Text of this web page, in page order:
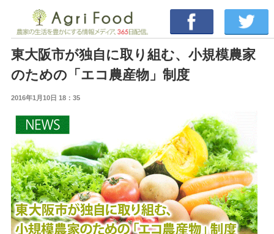
東大阪市が独自に取り組む、小規模農家
のための「エコ農産物」制度
2016年1月10日 18：35